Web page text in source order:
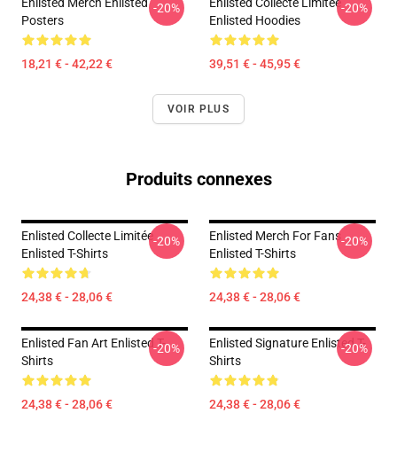
Posters
18,21 € - 42,22 €
-20%
Enlisted Hoodies
39,51 € - 45,95 €
-20%
VOIR PLUS
Produits connexes
Enlisted Collecte Limitée
Enlisted T-Shirts
24,38 € - 28,06 €
-20%
Enlisted Merch For Fans
Enlisted T-Shirts
24,38 € - 28,06 €
-20%
Enlisted Fan Art Enlisted T-
Shirts
24,38 € - 28,06 €
-20%
Enlisted Signature Enlisted T-
Shirts
24,38 € - 28,06 €
-20%